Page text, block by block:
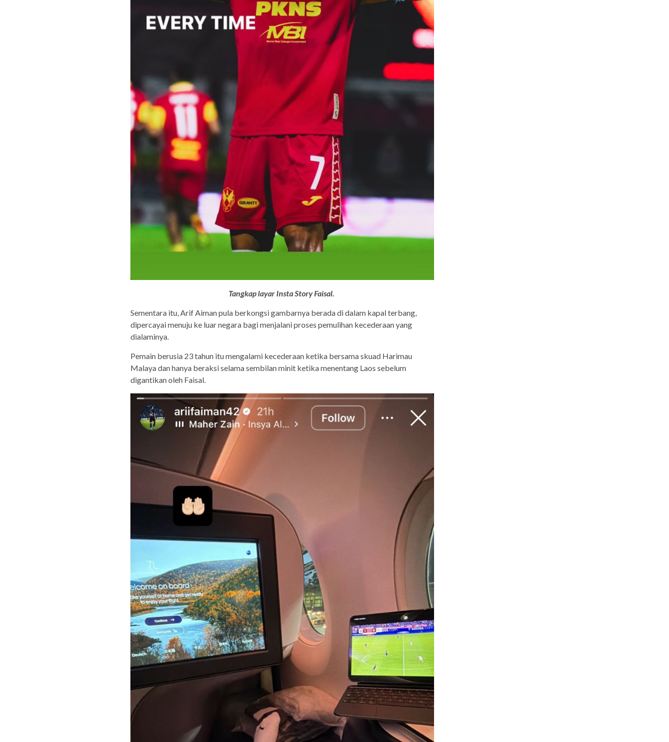
Tangkap layar Insta Story Faisal.
Sementara itu, Arif Aiman pula berkongsi gambarnya berada di dalam kapal terbang,
dipercayai menuju ke luar negara bagi menjalani proses pemulihan kecederaan yang
dialaminya.
Pemain berusia 23 tahun itu mengalami kecederaan ketika bersama skuad Harimau
Malaya dan hanya beraksi selama sembilan minit ketika menentang Laos sebelum
digantikan oleh Faisal.